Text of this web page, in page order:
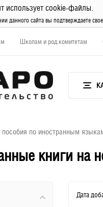
использует cookie-файлы.
данного сайта вы подтверждаете
Школам и род.комитетам
пособия по иностранным
книги на
Дата